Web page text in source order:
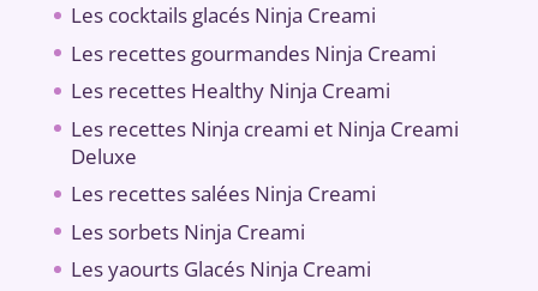
Les cocktails glacés Ninja Creami
Les recettes gourmandes Ninja Creami
Les recettes Healthy Ninja Creami
Les recettes Ninja creami et Ninja Creami
Deluxe
Les recettes salées Ninja Creami
Les sorbets Ninja Creami
Les yaourts Glacés Ninja Creami